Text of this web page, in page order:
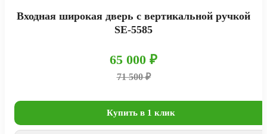
Входная широкая дверь с вертикальной ручкой
SE-5585
65 000 ₽
71 500 ₽
Купить в 1 клик